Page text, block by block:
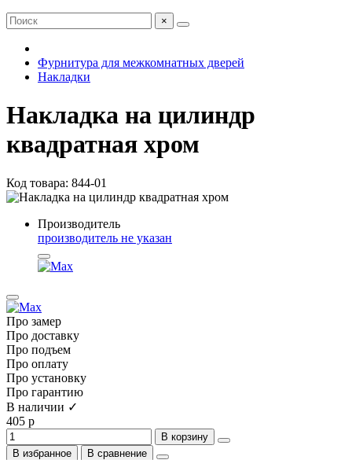
×
Фурнитура для межкомнатных дверей
Накладки
Накладка на цилиндр
квадратная хром
Код товара: 844-01
Производитель
производитель не указан
Про замер
Про доставку
Про подъем
Про оплату
Про установку
Про гарантию
В наличии ✓
405 р
В корзину
В избранное
В сравнение